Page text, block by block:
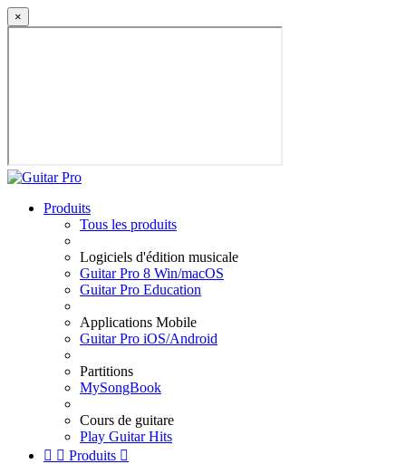
×
Produits
Tous les produits
Logiciels d'édition musicale
Guitar Pro 8 Win/macOS
Guitar Pro Education
Applications Mobile
Guitar Pro iOS/Android
Partitions
MySongBook
Cours de guitare
Play Guitar Hits
  Produits 